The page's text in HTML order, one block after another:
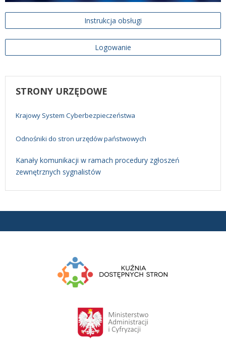
Instrukcja obsługi
Logowanie
STRONY URZĘDOWE
Krajowy System Cyberbezpieczeństwa
Odnośniki do stron urzędów państwowych
Kanały komunikacji w ramach procedury zgłoszeń
zewnętrznych sygnalistów